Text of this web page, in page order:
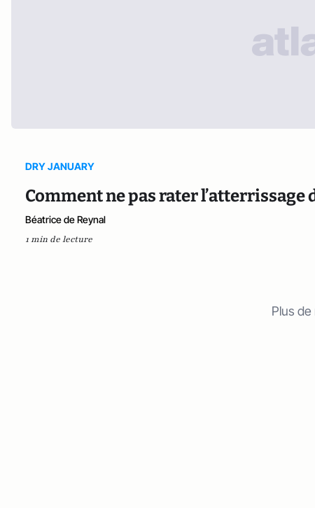
DRY JANUARY
Comment ne pas rater l’atterrissage
Béatrice de Reynal
1 min de lecture
Plus